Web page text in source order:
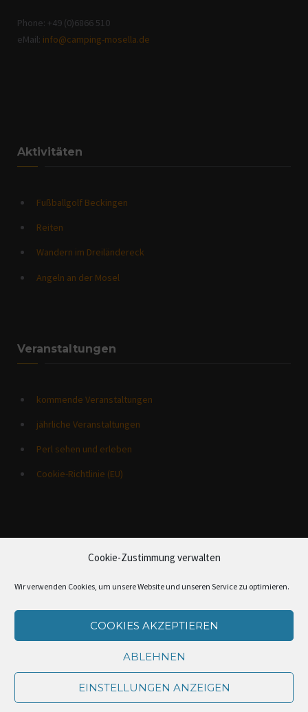
Cookie-Zustimmung verwalten
Wir verwenden Cookies, um unsere Website und unseren Service zu optimieren.
COOKIES AKZEPTIEREN
ABLEHNEN
EINSTELLUNGEN ANZEIGEN
Phone: +49 (0)6866 510
eMail: info@camping-mosella.de
Aktivitäten
Fußballgolf Beckingen
Reiten
Wandern im Dreiländereck
Angeln an der Mosel
Veranstaltungen
kommende Veranstaltungen
jährliche Veranstaltungen
Perl sehen und erleben
Cookie-Richtlinie (EU)
Home Campingplatz Aktivitäten News
Über uns
Kontakt
Impressum